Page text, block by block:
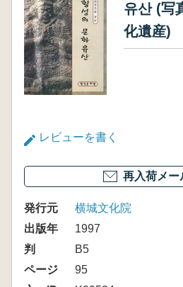
유산 (写
化遺産)
レビューを書く
再入荷メー
発行元
横城文化院
出版年
1997
判
B5
ページ
95